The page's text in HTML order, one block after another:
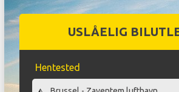
USLÅELIG
Hentested